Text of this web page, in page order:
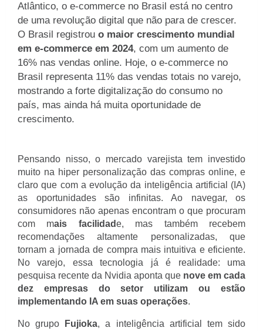
Atlântico, o e-commerce no Brasil está no centro
de uma revolução digital que não para de crescer.
O Brasil registrou o maior crescimento mundial
em e-commerce em 2024, com um aumento de
16% nas vendas online. Hoje, o e-commerce no
Brasil representa 11% das vendas totais no varejo,
mostrando a forte digitalização do consumo no
país, mas ainda há muita oportunidade de
crescimento.
Pensando nisso, o mercado varejista tem investido
muito na hiper personalização das compras online, e
claro que com a evolução da inteligência artificial (IA)
as oportunidades são infinitas. Ao navegar, os
consumidores não apenas encontram o que procuram
com mais facilidade, mas também recebem
recomendações altamente personalizadas, que
tornam a jornada de compra mais intuitiva e eficiente.
No varejo, essa tecnologia já é realidade: uma
pesquisa recente da Nvidia aponta que nove em cada
dez empresas do setor utilizam ou estão
implementando IA em suas operações.
No grupo Fujioka, a inteligência artificial tem sido